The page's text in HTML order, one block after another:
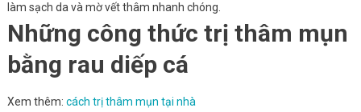
làm sạch da và mờ vết thâm nhanh chóng.
Những công thức trị thâm mụn
bằng rau diếp cá
Xem thêm: cách trị thâm mụn tại nhà